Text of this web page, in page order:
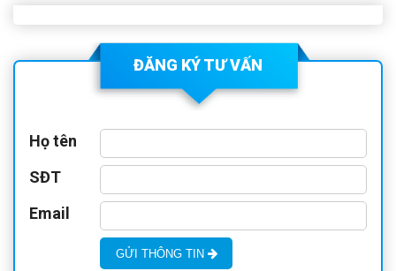
ĐỔI KINH NGHIỆM
ĐĂNG KÝ TƯ VẤN
Họ tên
SĐT
Email
GỬI THÔNG TIN